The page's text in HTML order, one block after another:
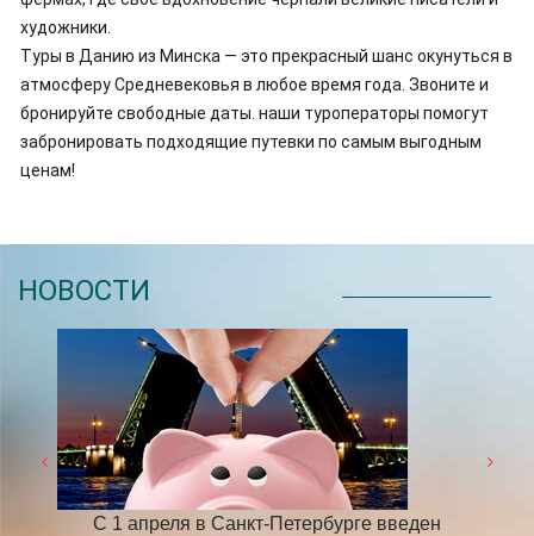
художники.
Туры в Данию из Минска — это прекрасный шанс окунуться в
атмосферу Средневековья в любое время года. Звоните и
бронируйте свободные даты. наши туроператоры помогут
забронировать подходящие путевки по самым выгодным
ценам!
НОВОСТИ
С 1 апреля в Санкт-Петербурге введен